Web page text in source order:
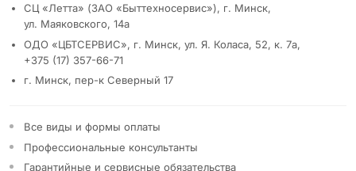
СЦ «Летта» (ЗАО «Быттехносервис»), г. Минск,
ул. Маяковского, 14а
ОДО «ЦБТСЕРВИС», г. Минск, ул. Я. Коласа, 52, к. 7а,
+375 (17) 357-66-71
г. Минск, пер-к Северный 17
Все виды и формы оплаты
Профессиональные консультанты
Гарантийные и сервисные обязательства